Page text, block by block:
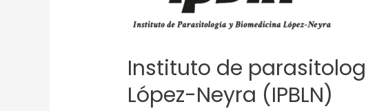
Instituto de
López-Neyra (IPBLN)
biomedicina
Neyra
(IPBLN)